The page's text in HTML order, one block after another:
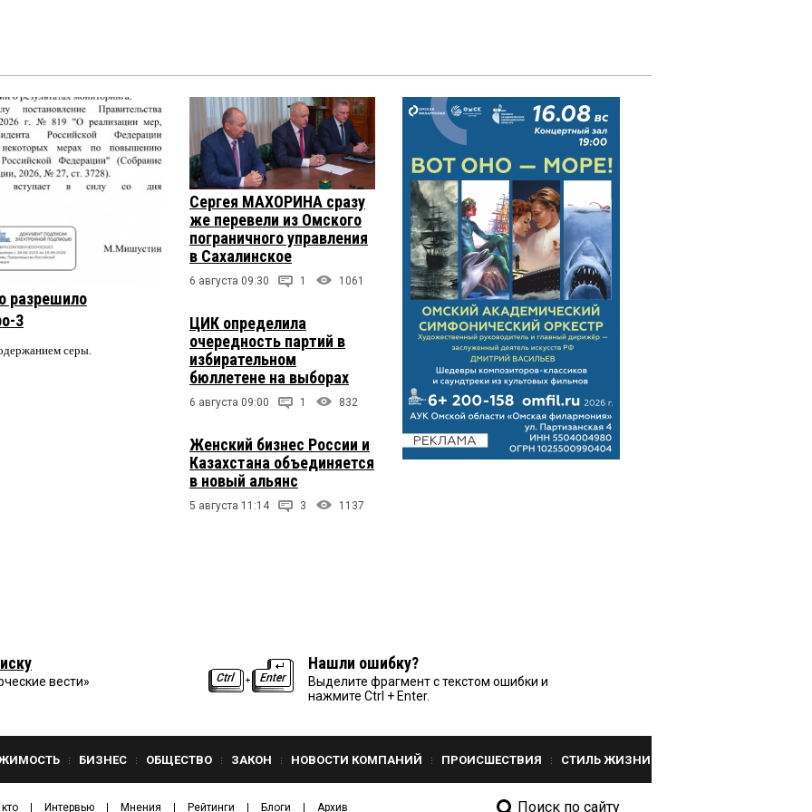
разрешило
3
серы.
Сергея МАХОРИНА сразу
же перевели из Омского
пограничного управления
в Сахалинское
6 августа 09:30 1 1061
ЦИК определила
очередность партий в
избирательном
бюллетене на выборах
6 августа 09:00 1 832
Женский бизнес России и
Казахстана объединяется
в новый альянс
5 августа 11:14 3 1137
вести»
Нашли ошибку?
Выделите фрагмент с текстом ошибки и
нажмите Ctrl + Enter.
БИЗНЕС ОБЩЕСТВО ЗАКОН НОВОСТИ КОМПАНИЙ ПРОИСШЕСТВИЯ СТИЛЬ ЖИЗНИ
Интервью Мнения Рейтинги Блоги Архив Поиск по сайту